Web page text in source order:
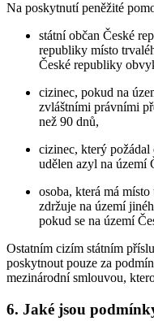
Na poskytnutí peněžité
státní občan České
republiky místo
České republiky
cizinec, pokud na
zvláštními právními
než 90 dnů,
cizinec, který
udělen azyl na území
osoba, která má
zdržuje na území
pokud se na území
Ostatním cizím státním
poskytnout pouze za
mezinárodní smlouvou,
6. Jaké jsou